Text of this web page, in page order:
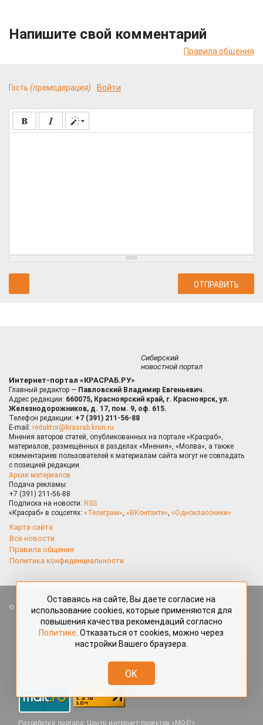
Напишите свой комментарий
Правила общения
Гость (премодерация) Войти
Сибирский
новостной портал
Интернет-портал «КРАСРАБ.РУ»
Главный редактор — Павловский Владимир Евгеньевич.
Адрес редакции: 660075, Красноярский край, г. Красноярск, ул.
Железнодорожников, д. 17, пом. 9, оф. 615.
Телефон редакции: +7 (391) 211-56-88
E-mail: redaktor@krasrab.krsn.ru
Мнения авторов статей, опубликованных на портале «Красраб»,
материалов, размещённых в разделах «Мнения», «Молва», а также
комментариев пользователей к материалам сайта могут не совпадать
с позицией редакции.
Архив материалов
Подача рекламы:
+7 (391) 211-56-88
Подписка на новости: RSS
«Красраб» в соцсетях: «Телеграм», «ВКонтакте», «Одноклассники»
Карта сайта
Все новости
Правила общения
Политика конфиденциальности
Все права защищены. Любые материалы, размещённые на портале
«Красраб.ру» сотрудниками редакции, нештатными авторами
и читателями, являются объектами авторского права. Полное или
частичное использование материалов, размещённых на портале
«Красраб.ру», допускается только с письменного согласия редакции
redaktor@krasrab.krsn.ru.
Разработка портала: Центр интернет-проектов «МОЁ!»
Оставаясь на сайте, Вы даете согласие на
использование cookies, которые применяются для
повышения качества рекомендаций согласно
Политике . Отказаться от cookies, можно через
настройки Вашего браузера.
OK